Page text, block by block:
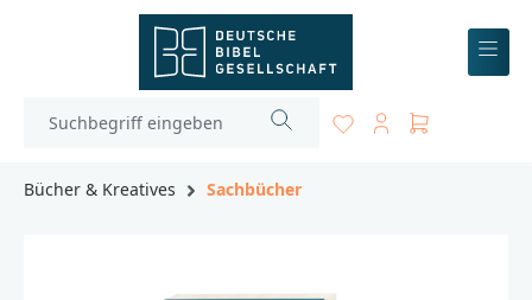
Bücher & Kreatives Sachbücher